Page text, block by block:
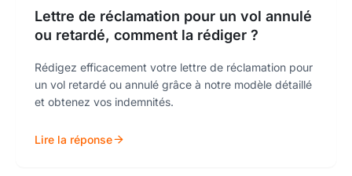
Lettre de réclamation pour un vol annulé
ou retardé, comment la rédiger ?
Rédigez efficacement votre lettre de réclamation pour
un vol retardé ou annulé grâce à notre modèle détaillé
et obtenez vos indemnités.
Lire la réponse